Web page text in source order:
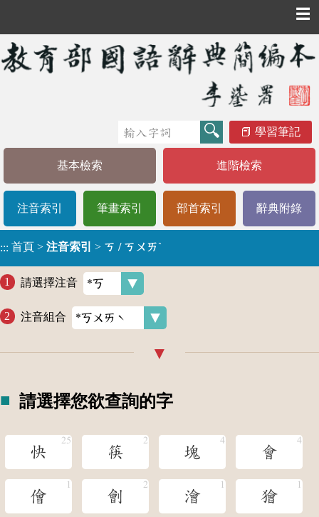
☰
學習筆記
基本檢索 進階檢索
注音索引 筆畫索引 部首索引 辭典附錄
::: 首頁 > 注音索引 > ㄎ / ㄎㄨㄞˋ
請選擇注音
注音組合
請選擇您欲查詢的字
快 筷 塊 會
儈 劊 澮 獪